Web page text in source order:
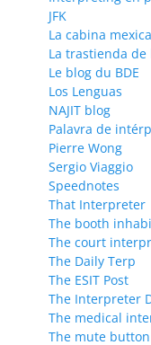
JFK
La cabina
La trastienda
Le blog du BDE
Los Lenguas
NAJIT blog
Palavra de
Pierre Wong
Sergio Viaggio
Speednotes
That Interpreter
The booth
The court
The Daily Terp
The ESIT Post
The Interpreter
The medical
The mute button